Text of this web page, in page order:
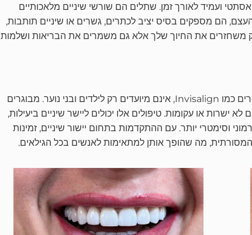
ועמיד לאורך זמן. שתלים הם שורשי שיניים מלאכותיים
הם מספקים בסיס יציב לכתרים, גשרים או שיניים תותבות,
משחזרים את החיוך שלך אלא גם משמרים את הבריאות ושלמות
טיפולי יישור שיניים, כגון פלטה מסורתית או מיישרים ברורים כמו Invisalign, אינם מיועדים רק לילדים ובני נוער. מבוגרים
לא ישרות או עקומות. טיפולים אלו יכולים ליישר שיניים ביעילות,
וסימטרי יותר. עם ההתקדמות בתחום יישור שיניים, זמינות
מה שהופך אותן למתאימות לאנשים בכל הגילאים.